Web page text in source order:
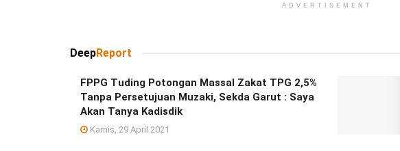
ADVERTISEMENT
DeepReport
FPPG Tuding Potongan Massal Zakat TPG 2,5%
Tanpa Persetujuan Muzaki, Sekda Garut : Saya
Akan Tanya Kadisdik
Kamis, 29 April 2021